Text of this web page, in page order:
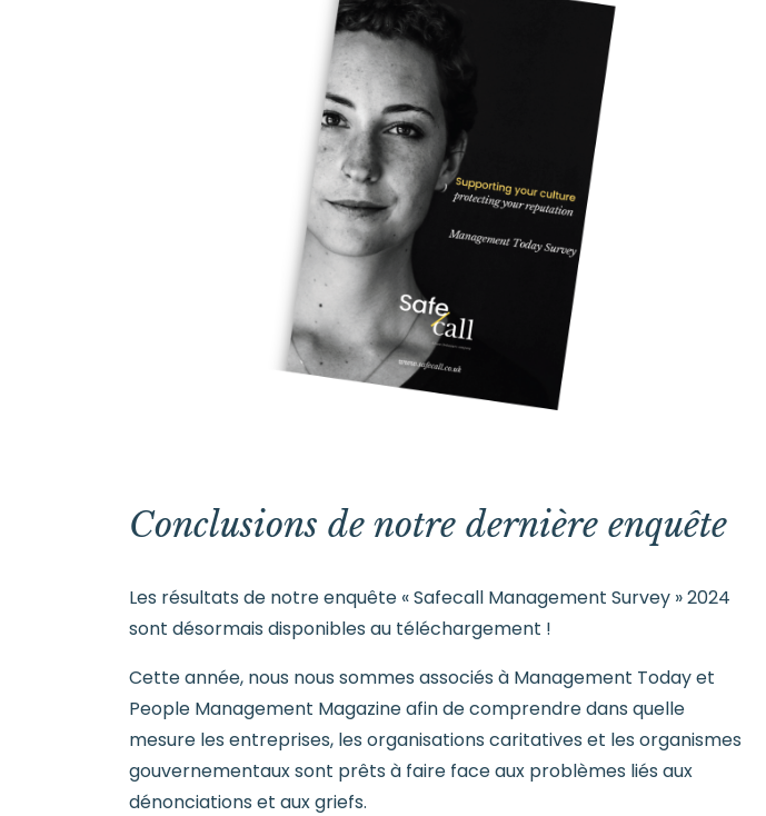
Conclusions de notre dernière enquête
Les résultats de notre enquête « Safecall Management Survey » 2024
sont désormais disponibles au téléchargement !
Cette année, nous nous sommes associés à Management Today et
People Management Magazine afin de comprendre dans quelle
mesure les entreprises, les organisations caritatives et les organismes
gouvernementaux sont prêts à faire face aux problèmes liés aux
dénonciations et aux griefs.